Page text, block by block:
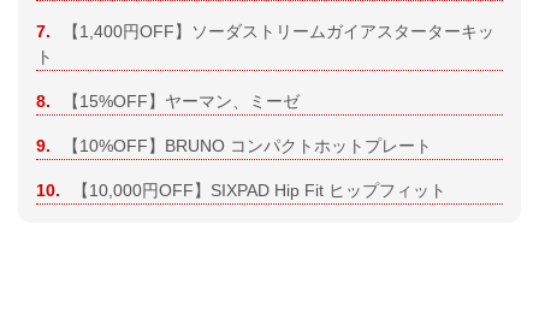
7.
【1,400円OFF】ソーダストリームガイアスターターキッ
ト
8. 【15%OFF】ヤーマン、ミーゼ
9. 【10%OFF】BRUNO コンパクトホットプレート
10. 【10,000円OFF】SIXPAD Hip Fit ヒップフィット